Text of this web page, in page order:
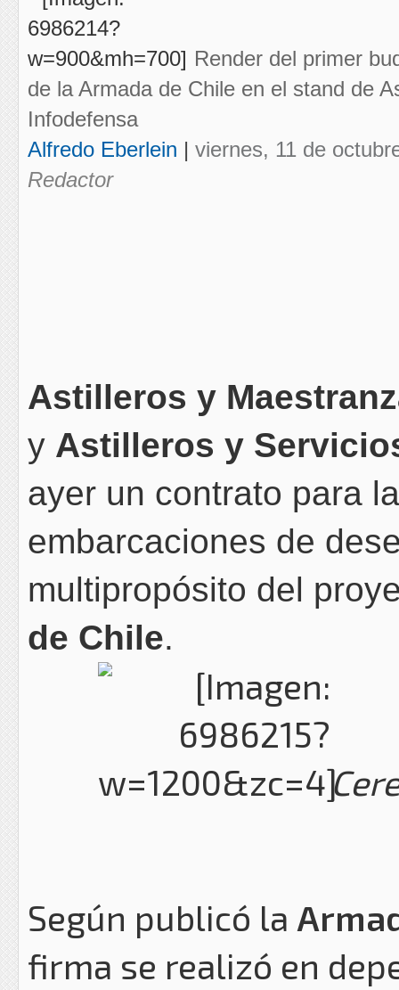
Render del primer
de la Armada de Chile en el stand de
Infodefensa
Alfredo Eberlein | viernes, 11 de
Redactor
Astilleros y
y Astilleros y
ayer un contrato para
embarcaciones de
multipropósito del
de Chile.
Según publicó la
firma se realizó en